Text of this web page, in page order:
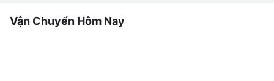
Vận Chuyển Hôm Nay